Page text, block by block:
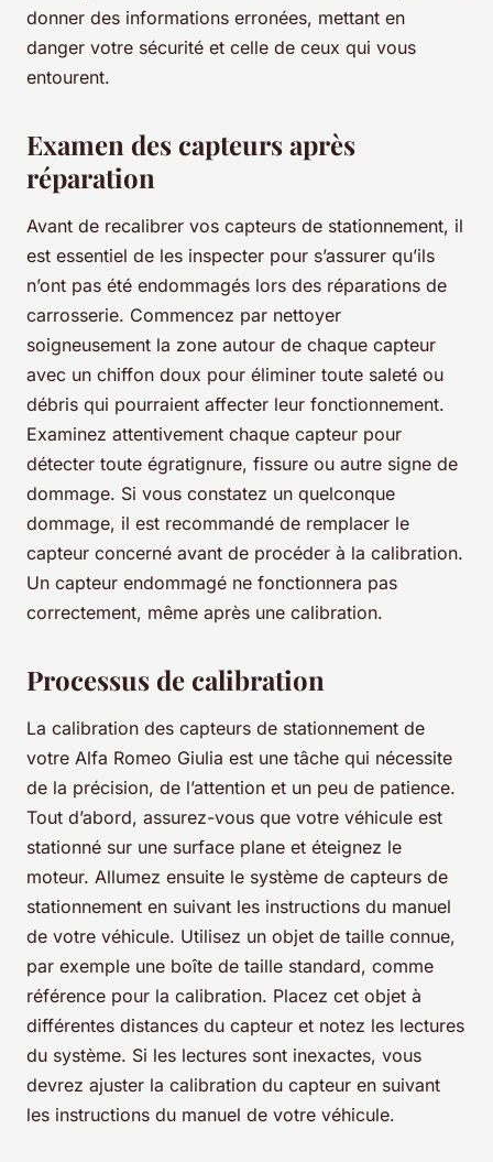
donner des informations erronées, mettant en
danger votre sécurité et celle de ceux qui vous
entourent.
Examen des capteurs après
réparation
Avant de recalibrer vos capteurs de stationnement, il
est essentiel de les inspecter pour s’assurer qu’ils
n’ont pas été endommagés lors des réparations de
carrosserie. Commencez par nettoyer
soigneusement la zone autour de chaque capteur
avec un chiffon doux pour éliminer toute saleté ou
débris qui pourraient affecter leur fonctionnement.
Examinez attentivement chaque capteur pour
détecter toute égratignure, fissure ou autre signe de
dommage. Si vous constatez un quelconque
dommage, il est recommandé de remplacer le
capteur concerné avant de procéder à la calibration.
Un capteur endommagé ne fonctionnera pas
correctement, même après une calibration.
Processus de calibration
La calibration des capteurs de stationnement de
votre Alfa Romeo Giulia est une tâche qui nécessite
de la précision, de l’attention et un peu de patience.
Tout d’abord, assurez-vous que votre véhicule est
stationné sur une surface plane et éteignez le
moteur. Allumez ensuite le système de capteurs de
stationnement en suivant les instructions du manuel
de votre véhicule. Utilisez un objet de taille connue,
par exemple une boîte de taille standard, comme
référence pour la calibration. Placez cet objet à
différentes distances du capteur et notez les lectures
du système. Si les lectures sont inexactes, vous
devrez ajuster la calibration du capteur en suivant
les instructions du manuel de votre véhicule.